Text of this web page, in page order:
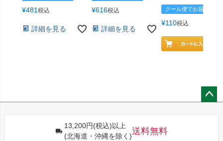
¥481 税込
詳細を見る
¥616税込
詳細を見る
クール便でお届け
¥110税込
13,200円(税込)以上
(北海道・沖縄を除く)
送料無料